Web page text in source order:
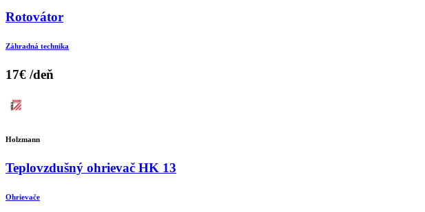
Rotovátor
Záhradná technika
17€ /deň
Holzmann
Teplovzdušný ohrievač HK 13
Ohrievače